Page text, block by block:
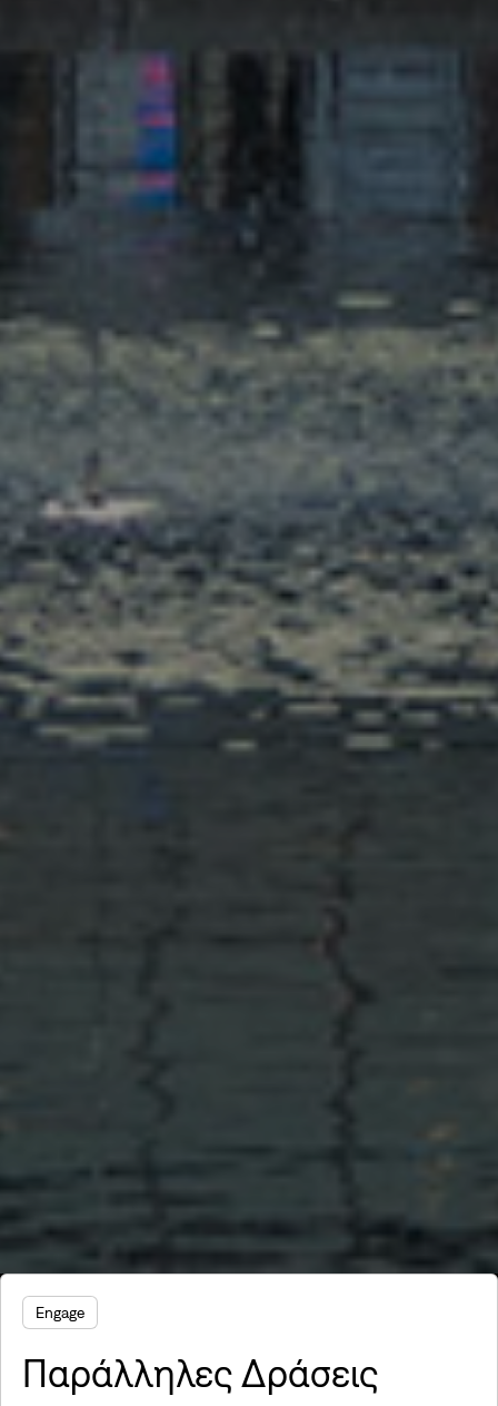
Παράλληλες Δράσεις
Engage